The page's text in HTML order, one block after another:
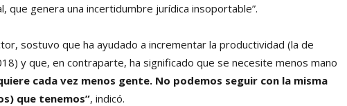
que genera una incertidumbre jurídica insoportable”.
sostuvo que ha ayudado a incrementar la productividad (la de
y que, en contraparte, ha significado que se necesite menos mano
cada vez menos gente. No podemos seguir con la misma
que tenemos”, indicó.